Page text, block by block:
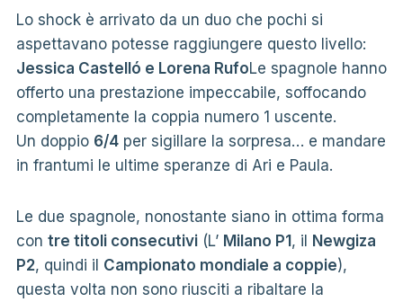
Lo shock è arrivato da un duo che pochi si
aspettavano potesse raggiungere questo livello:
Jessica Castelló e Lorena RufoLe spagnole hanno
offerto una prestazione impeccabile, soffocando
completamente la coppia numero 1 uscente.
Un doppio 6/4per sigillare la sorpresa… e mandare
in frantumi le ultime speranze di Ari e Paula.
Le due spagnole, nonostante siano in ottima forma
con tre titoli consecutivi(L’ Milano P1, il Newgiza
P2, quindi il Campionato mondiale a coppie),
questa volta non sono riusciti a ribaltare la